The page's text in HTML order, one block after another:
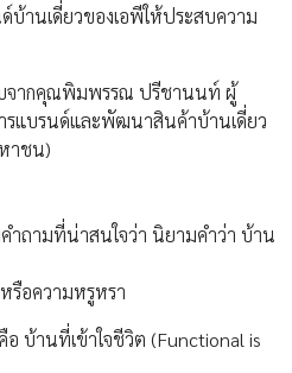
บ้านเดี่ยวของเอพีให้ประสบความ
จากคุณพิมพรรณ ปรีชานนท์ ผู้
รแบรนด์และพัฒนาสินค้าบ้านเดี่ยว
าชน)
ถามที่น่าสนใจว่า นิยามคำว่า บ้าน
รือความหรูหรา
บ้านที่เข้าใจชีวิต (Functional is